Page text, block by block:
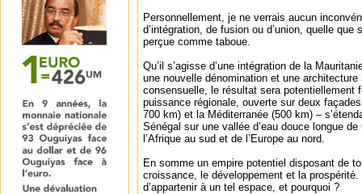
Personnellement, je ne verrais aucun
d’intégration, de fusion ou d’union, quelle que
perçue comme taboue.
Qu’il s’agisse d’une intégration de la
une nouvelle dénomination et une
consensuelle, le résultat sera potentiellement
puissance régionale, ouverte sur deux
700 km) et la Méditerranée (500 km) –
Sénégal sur une vallée d’eau douce longue
l’Afrique au sud et de l’Europe au nord.
En somme un empire potentiel disposant de
croissance, le développement et la
d’appartenir à un tel espace, et pourquoi ?